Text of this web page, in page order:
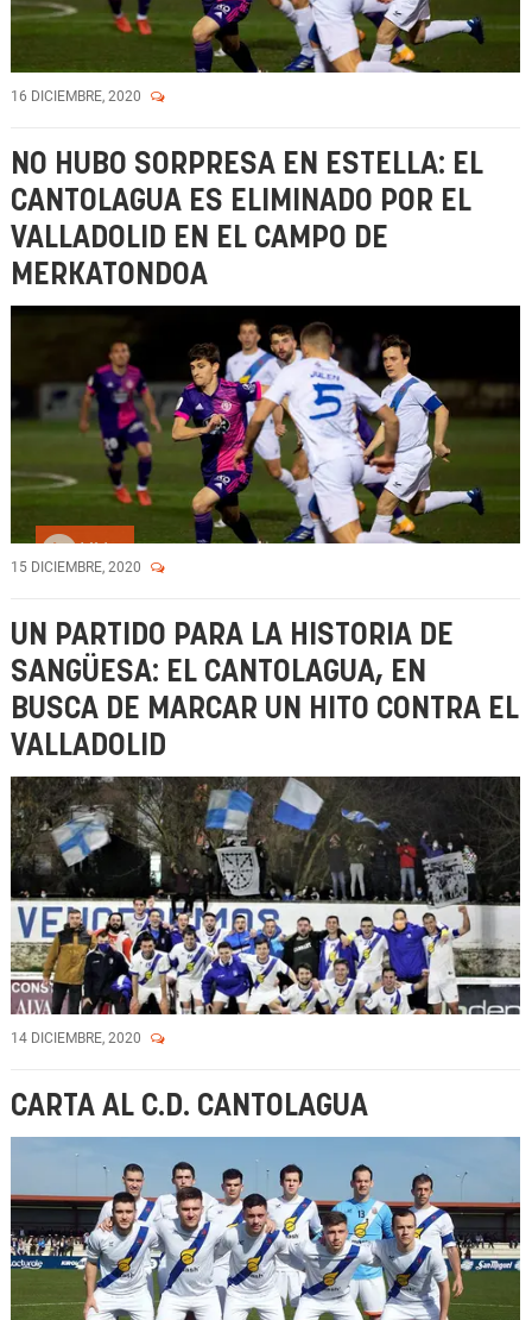
16 DICIEMBRE, 2020
NO HUBO SORPRESA EN ESTELLA: EL
CANTOLAGUA ES ELIMINADO POR EL
VALLADOLID EN EL CAMPO DE
MERKATONDOA
15 DICIEMBRE, 2020
UN PARTIDO PARA LA HISTORIA DE
SANGÜESA: EL CANTOLAGUA, EN
BUSCA DE MARCAR UN HITO CONTRA EL
VALLADOLID
14 DICIEMBRE, 2020
CARTA AL C.D. CANTOLAGUA